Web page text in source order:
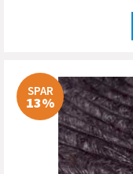
SPAR
13%